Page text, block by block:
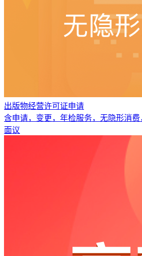
出版物经营许可证申请
含申请，变更，年检服务，无隐形消
面议